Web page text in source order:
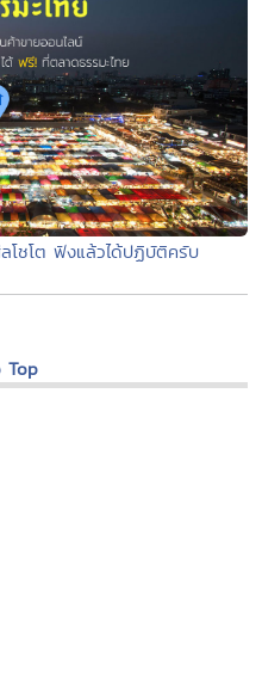
โชโต ฟังแล้วได้ปฏิบัติครับ
Top